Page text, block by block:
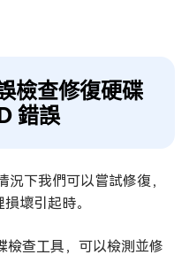
檢查修復硬碟
錯誤
況下我們可以嘗試修復，
壞引起時。
檢查工具，可以檢測並修